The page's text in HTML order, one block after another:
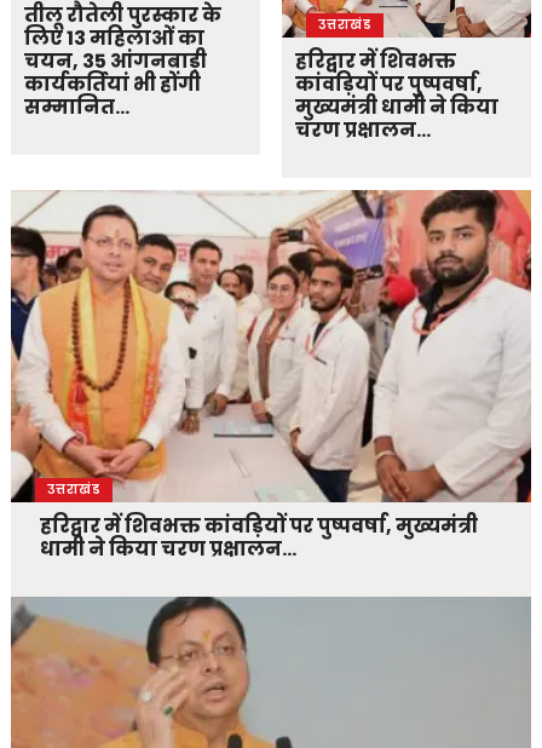
तीलू रौतेली पुरस्कार के
लिए 13 महिलाओं का
चयन, 35 आंगनबाड़ी
कार्यकर्तियां भी होंगी
सम्मानित…
उत्तराखंड
हरिद्वार में शिवभक्त
कांवड़ियों पर पुष्पवर्षा,
मुख्यमंत्री धामी ने किया
चरण प्रक्षालन…
उत्तराखंड
हरिद्वार में शिवभक्त कांवड़ियों पर पुष्पवर्षा, मुख्यमंत्री
धामी ने किया चरण प्रक्षालन…